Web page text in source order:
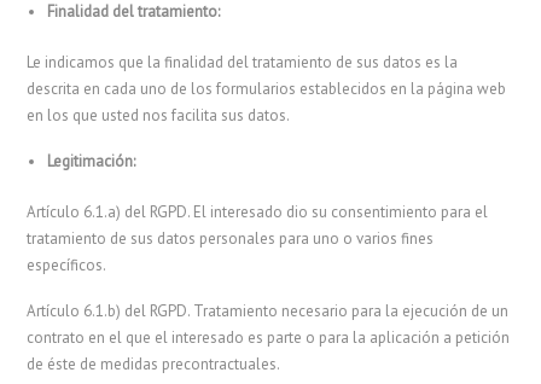
Finalidad del tratamiento:
Le indicamos que la finalidad del tratamiento de sus datos es la
descrita en cada uno de los formularios establecidos en la página web
en los que usted nos facilita sus datos.
Legitimación:
Artículo 6.1.a) del RGPD. El interesado dio su consentimiento para el
tratamiento de sus datos personales para uno o varios fines
específicos.
Artículo 6.1.b) del RGPD. Tratamiento necesario para la ejecución de un
contrato en el que el interesado es parte o para la aplicación a petición
de éste de medidas precontractuales.